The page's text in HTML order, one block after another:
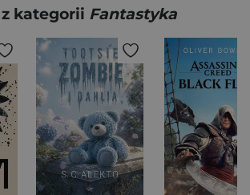
kategorii Fantastyka